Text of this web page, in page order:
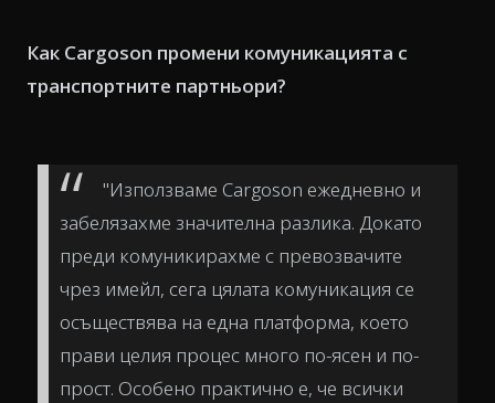
Как Cargoson промени комуникацията с
транспортните партньори?
"Използваме Cargoson ежедневно и
забелязахме значителна разлика. Докато
преди комуникирахме с превозвачите
чрез имейл, сега цялата комуникация се
осъществява на една платформа, което
прави целия процес много по-ясен и по-
прост. Особено практично е, че всички